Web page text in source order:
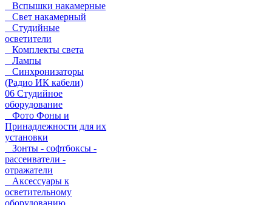
Вспышки накамерные
Свет накамерный
Студийные
осветители
Комплекты света
Лампы
Синхронизаторы
(Радио ИК кабели)
06 Студийное
оборудование
Фото Фоны и
Принадлежности для их
установки
Зонты - софтбоксы -
рассеиватели -
отражатели
Аксессуары к
осветительному
оборудованию